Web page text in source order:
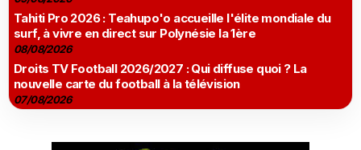
Tahiti Pro 2026 : Teahupo'o accueille l'élite mondiale du
surf, à vivre en direct sur Polynésie la 1ère
08/08/2026
Droits TV Football 2026/2027 : Qui diffuse quoi ? La
nouvelle carte du football à la télévision
07/08/2026